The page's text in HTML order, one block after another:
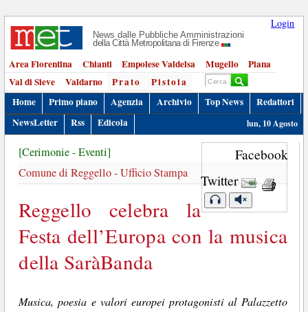
Login
News dalle Pubbliche Amministrazioni
della Città Metropolitana di Firenze
Area Fiorentina Chianti Empolese Valdelsa Mugello
Piana
Val di Sieve
Valdarno Prato
Pistoia
Home
Primo piano Agenzia Archivio Top News
Redattori
NewsLetter
Rss Edicola lun, 10 Agosto
Facebook
Twitter
[Cerimonie - Eventi]
Comune di Reggello - Ufficio Stampa
Reggello celebra la
Festa dell’Europa con la musica
della SaràBanda
Musica, poesia e valori europei protagonisti al Palazzetto